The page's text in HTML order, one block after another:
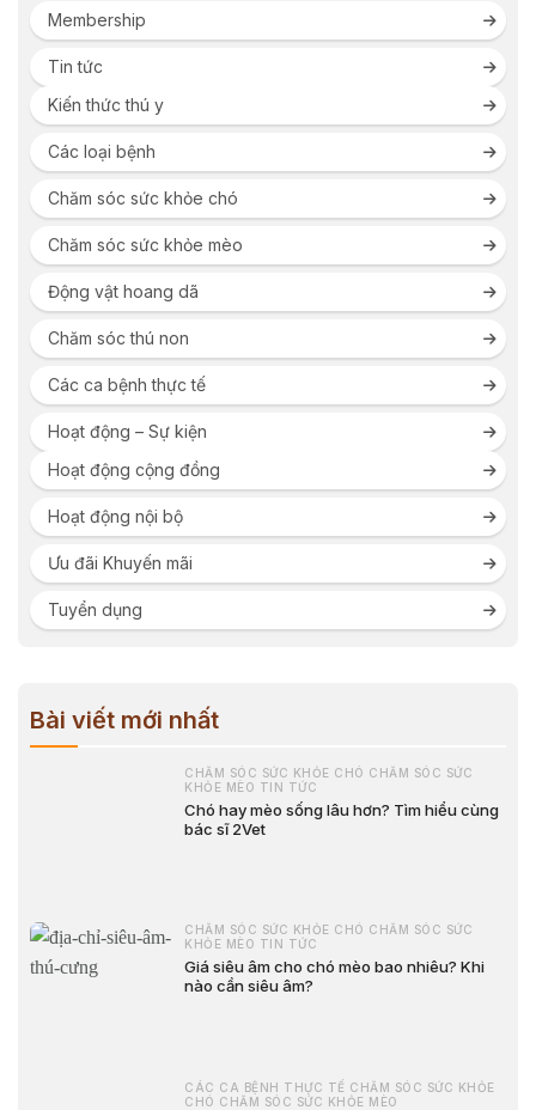
Membership
Tin tức
Kiến thức thú y
Các loại bệnh
Chăm sóc sức khỏe chó
Chăm sóc sức khỏe mèo
Động vật hoang dã
Chăm sóc thú non
Các ca bệnh thực tế
Hoạt động – Sự kiện
Hoạt động cộng đồng
Hoạt động nội bộ
Ưu đãi Khuyến mãi
Tuyển dụng
Bài viết mới nhất
CHĂM SÓC SỨC KHỎE CHÓ CHĂM SÓC SỨC
KHỎE MÈO TIN TỨC
Chó hay mèo sống lâu hơn? Tìm hiểu cùng
bác sĩ 2Vet
CHĂM SÓC SỨC KHỎE CHÓ CHĂM SÓC SỨC
KHỎE MÈO TIN TỨC
Giá siêu âm cho chó mèo bao nhiêu? Khi
nào cần siêu âm?
CÁC CA BỆNH THỰC TẾ CHĂM SÓC SỨC KHỎE
CHÓ CHĂM SÓC SỨC KHỎE MÈO